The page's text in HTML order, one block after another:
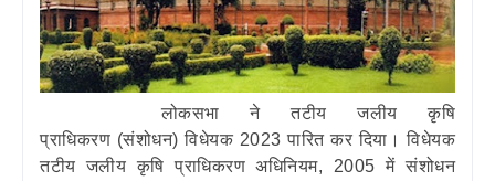
लोकसभा ने तटीय जलीय कृषि
प्राधिकरण (संशोधन) विधेयक 2023 पारित कर दिया। विधेयक
तटीय जलीय कृषि प्राधिकरण अधिनियम, 2005 में संशोधन